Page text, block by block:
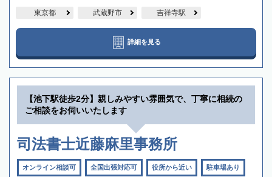
東京都 武蔵野市 吉祥寺駅
詳細を見る
【池下駅徒歩2分】親しみやすい雰囲気で、丁寧に相続の
ご相談をお伺いいたします
司法書士近藤麻里事務所
オンライン相談可 全国出張対応可 役所から近い 駐車場あり